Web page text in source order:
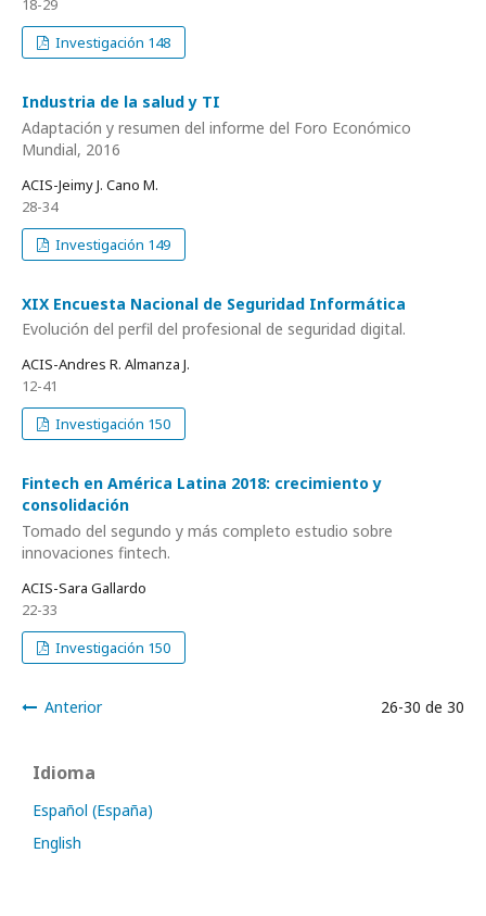
18-29
Investigación 148
Industria de la salud y TI
Adaptación y resumen del informe del Foro Económico
Mundial, 2016
ACIS-Jeimy J. Cano M.
28-34
Investigación 149
XIX Encuesta Nacional de Seguridad Informática
Evolución del perfil del profesional de seguridad digital.
ACIS-Andres R. Almanza J.
12-41
Investigación 150
Fintech en América Latina 2018: crecimiento y
consolidación
Tomado del segundo y más completo estudio sobre
innovaciones fintech.
ACIS-Sara Gallardo
22-33
Investigación 150
Anterior 26-30 de 30
Idioma
Español (España)
English